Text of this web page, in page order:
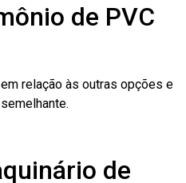
de PVC
relação às outras opções e
de